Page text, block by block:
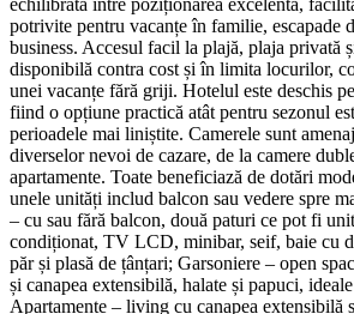
potrivite pentru vacanțe în familie, escapade
business. Accesul facil la plajă, plaja privată
disponibilă contra cost și în limita locurilor,
unei vacanțe fără griji. Hotelul este deschis
fiind o opțiune practică atât pentru sezonul
perioadele mai liniștite. Camerele sunt
diverselor nevoi de cazare, de la camere
apartamente. Toate beneficiază de dotări
unele unități includ balcon sau vedere spre
– cu sau fără balcon, două paturi ce pot fi
condiționat, TV LCD, minibar, seif, baie cu
păr și plasă de țânțari; Garsoniere – open
și canapea extensibilă, halate și papuci,
Apartamente – living cu canapea extensibilă